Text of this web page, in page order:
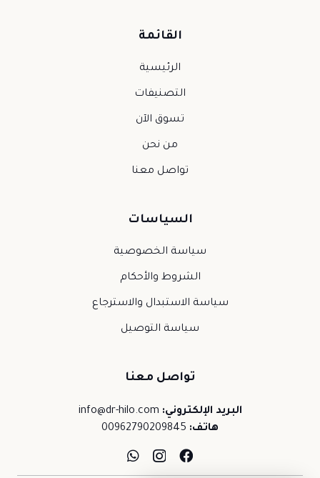
القائمة
الرئيسية
التصنيفات
تسوق الآن
من نحن
تواصل معنا
السياسات
سياسة الخصوصية
الشروط والأحكام
سياسة الاستبدال والاسترجاع
سياسة التوصيل
تواصل معنا
البريد الإلكتروني: info@dr-hilo.com
هاتف: 00962790209845